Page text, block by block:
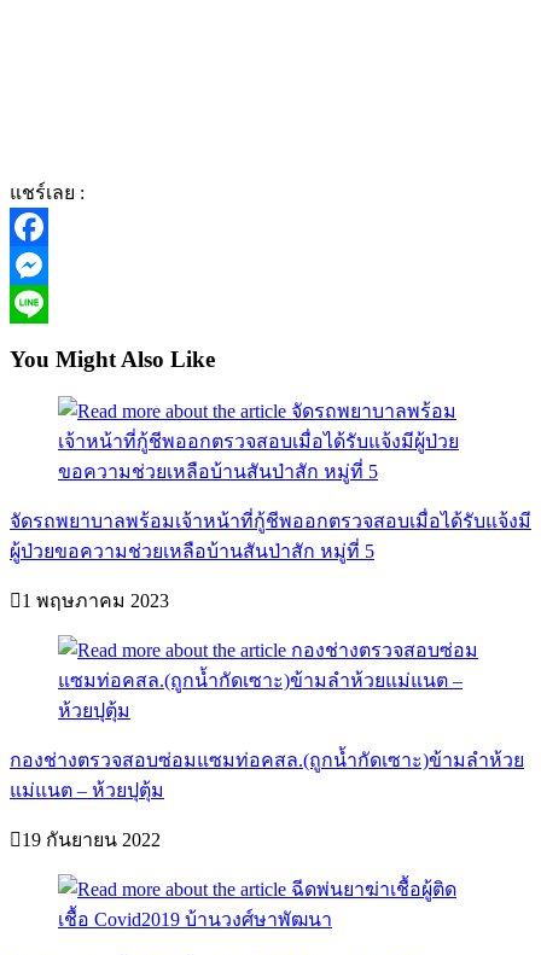
แชร์เลย :
Facebook
Messenger
You Might Also Like
จัดรถพยาบาลพร้อมเจ้าหน้าที่กู้ชีพออกตรวจสอบเมื่อได้รับแจ้งมี
ผู้ป่วยขอความช่วยเหลือบ้านสันป่าสัก หมู่ที่ 5
1 พฤษภาคม 2023
กองช่างตรวจสอบซ่อมแซมท่อคสล.(ถูกน้ำกัดเซาะ)ข้ามลำห้วย
แม่แนต – ห้วยปุตุ้ม
19 กันยายน 2022